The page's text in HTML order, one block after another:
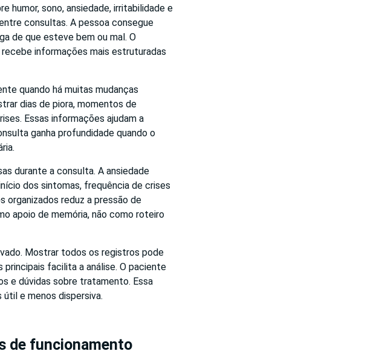
humor, sono, ansiedade, irritabilidade e
consultas. A pessoa consegue
de que esteve bem ou mal. O
informações mais estruturadas
quando há muitas mudanças
dias de piora, momentos de
Essas informações ajudam a
ganha profundidade quando o
durante a consulta. A ansiedade
dos sintomas, frequência de crises
organizados reduz a pressão de
apoio de memória, não como roteiro
Mostrar todos os registros pode
facilita a análise. O paciente
e dúvidas sobre tratamento. Essa
e menos dispersiva.
de funcionamento